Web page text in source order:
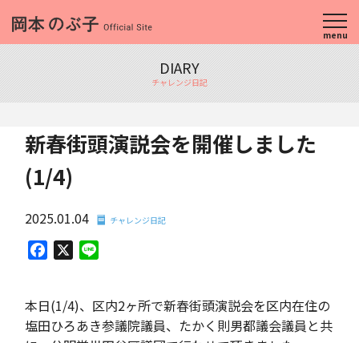
menu
DIARY
チャレンジ日記
新春街頭演説会を開催しました
(1/4)
2025.01.04 チャレンジ日記
Facebook
本日(1/4)、区内2ヶ所で新春街頭演説会を区内在住の
塩田ひろあき参議院議員、たかく則男都議会議員と共